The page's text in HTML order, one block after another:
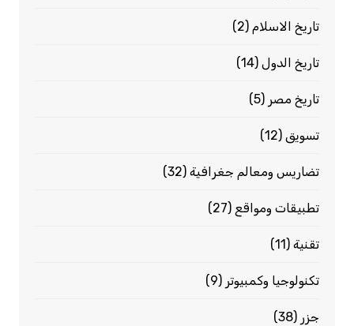
تاريخ الاسلام(2)
تاريخ الدول(14)
تاريخ مصر (5)
تسويق(12)
تضاريس ومعالم جغرافية(32)
تطبيقات ومواقع (27)
تقنية(11)
تكنولوجيا وكمبيوتر (9)
جزر (38)